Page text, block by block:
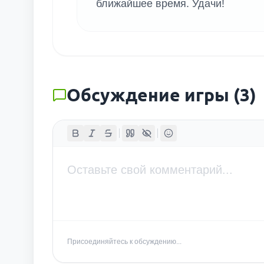
ближайшее время. Удачи!
Обсуждение игры (3)
Присоединяйтесь к обсуждению...